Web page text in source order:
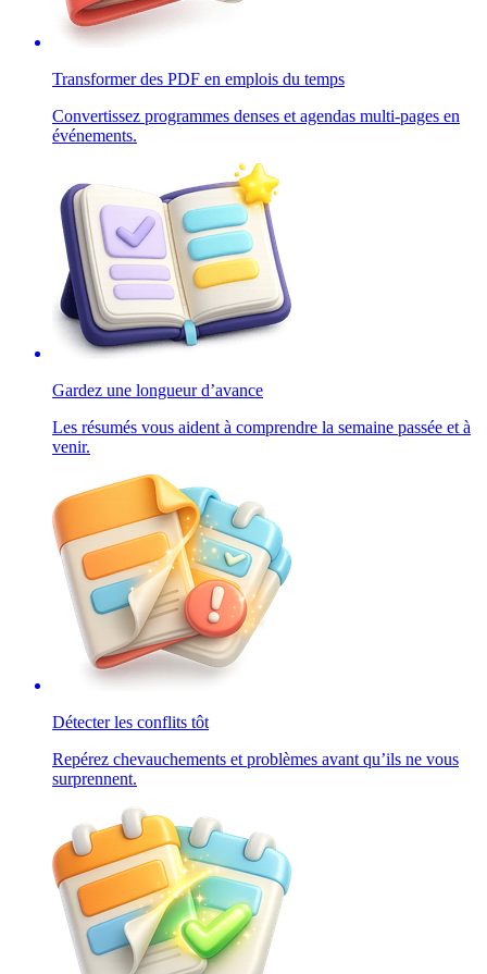
Transformer des PDF en emplois du temps
Convertissez programmes denses et agendas multi-pages en
événements.
Gardez une longueur d’avance
Les résumés vous aident à comprendre la semaine passée et à
venir.
Détecter les conflits tôt
Repérez chevauchements et problèmes avant qu’ils ne vous
surprennent.